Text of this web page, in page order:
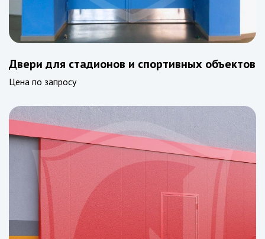
Двери для стадионов и спортивных объектов
Цена по запросу